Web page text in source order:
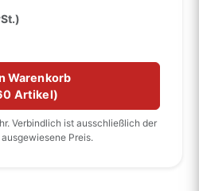
Warenkorb
Artikel)
Verbindlich ist ausschließlich der
Preis.